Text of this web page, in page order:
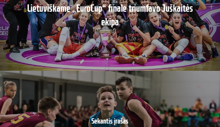
Lietuviškame „EuroCup“ finale triumfavo Juškaitės
ekipa
Sekantis įrašas